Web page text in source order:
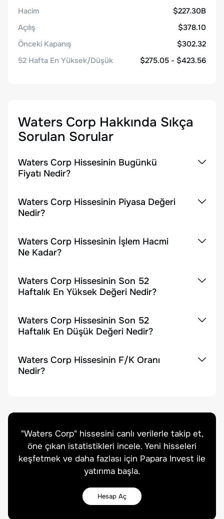
Hacim
$227.30B
Açılış
$378.10
Önceki Kapanış
$302.32
52 Hafta En Yüksek/Düşük
$275.05 - $423.56
Waters Corp Hakkında Sıkça
Sorulan Sorular
Waters Corp Hissesinin Bugünkü
Fiyatı Nedir?
Waters Corp Hissesinin Piyasa Değeri
Nedir?
Waters Corp Hissesinin İşlem Hacmi
Ne Kadar?
Waters Corp Hissesinin Son 52
Haftalık En Yüksek Değeri Nedir?
Waters Corp Hissesinin Son 52
Haftalık En Düşük Değeri Nedir?
Waters Corp Hissesinin F/K Oranı
Nedir?
"Waters Corp" hissesini canlı verilerle takip et,
öne çıkan istatistikleri incele. Yeni hisseleri
keşfetmek ve daha fazlası için Papara Invest ile
yatırıma başla.
Hesap Aç